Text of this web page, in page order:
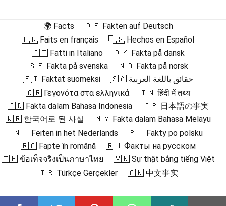
🌍 Facts
🇩🇪 Fakten auf Deutsch
🇫🇷 Faits en français
🇪🇸 Hechos en Español
🇮🇹 Fatti in Italiano
🇩🇰 Fakta på dansk
🇸🇪 Fakta på svenska
🇳🇴 Fakta på norsk
🇫🇮 Faktat suomeksi
🇸🇦 حقائق باللغة العربية
🇬🇷 Γεγονότα στα ελληνικά
🇮🇳 हिंदी में तथ्य
🇮🇩 Fakta dalam Bahasa Indonesia
🇯🇵 日本語の事実
🇰🇷 한국어로 된 사실
🇲🇾 Fakta dalam Bahasa Melayu
🇳🇱 Feiten in het Nederlands
🇵🇱 Fakty po polsku
🇷🇴 Fapte în română
🇷🇺 Факты на русском
🇹🇭 ข้อเท็จจริงเป็นภาษาไทย
🇻🇳 Sự thật bằng tiếng Việt
🇹🇷 Türkçe Gerçekler
🇨🇳 中文事实